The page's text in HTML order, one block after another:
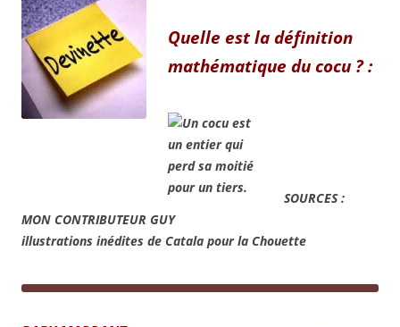
Quelle est la définition
mathématique du cocu ? :
SOURCES :
MON CONTRIBUTEUR GUY
illustrations inédites de Catala pour la Chouette